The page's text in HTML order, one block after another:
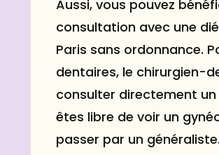
Aussi, vous pouvez
consultation avec une
Paris sans ordonnance.
dentaires, le chirurgien-
consulter directement un
êtes libre de voir un
passer par un